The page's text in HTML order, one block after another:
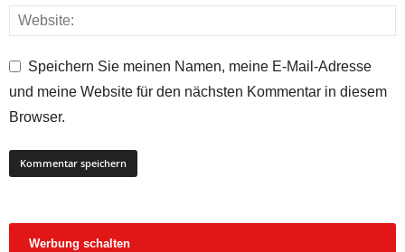
Speichern Sie meinen Namen, meine E-Mail-Adresse
und meine Website für den nächsten Kommentar in diesem
Browser.
Werbung schalten